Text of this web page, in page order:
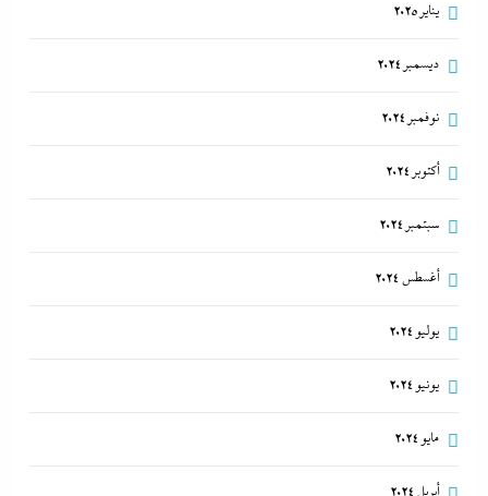
يناير 2025
ديسمبر 2024
نوفمبر 2024
أكتوبر 2024
سبتمبر 2024
أغسطس 2024
يوليو 2024
يونيو 2024
مايو 2024
أبريل 2024